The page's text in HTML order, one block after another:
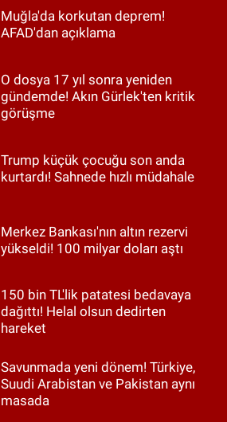
Muğla'da korkutan deprem!
AFAD'dan açıklama
O dosya 17 yıl sonra yeniden
gündemde! Akın Gürlek'ten kritik
görüşme
Trump küçük çocuğu son anda
kurtardı! Sahnede hızlı müdahale
Merkez Bankası'nın altın rezervi
yükseldi! 100 milyar doları aştı
150 bin TL'lik patatesi bedavaya
dağıttı! Helal olsun dedirten
hareket
Savunmada yeni dönem! Türkiye,
Suudi Arabistan ve Pakistan aynı
masada